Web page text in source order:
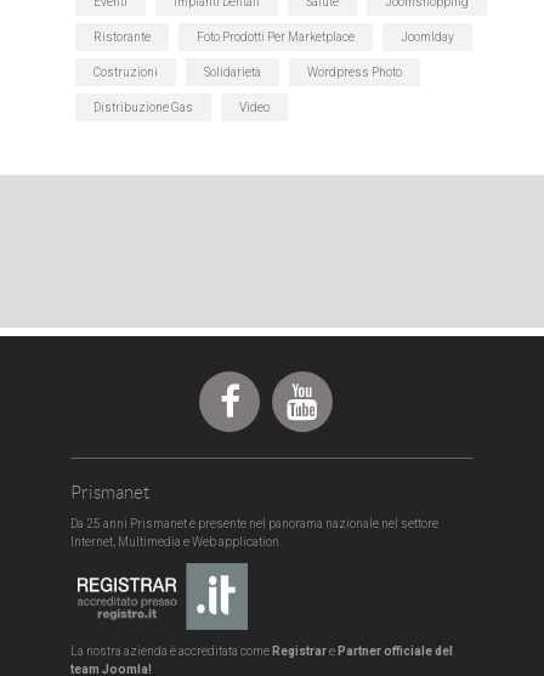
Ristorante Foto Prodotti Per Marketplace Joomlday
Costruzioni Solidarietà Wordpress Photo
Distribuzione Gas Video
Prismanet
Da 25 anni Prismanet è presente nel panorama nazionale nel settore
Internet, Multimedia e Web application.
La nostra azienda è accreditata come Registrare Partner officiale del
team Joomla!